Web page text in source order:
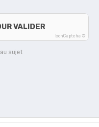
VALIDER
IconCaptcha ©
sujet